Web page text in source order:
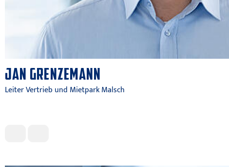
JAN GRENZEMANN
Leiter Vertrieb und Mietpark Malsch